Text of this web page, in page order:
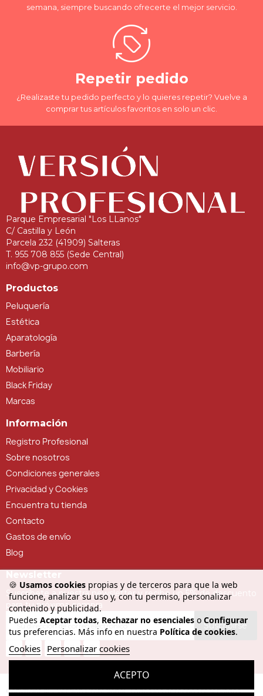
🍪 Usamos cookies propias y de terceros para que la web
funcione, analizar su uso y, con tu permiso, personalizar
contenido y publicidad.
Puedes Aceptar todas, Rechazar no esenciales o Configurar
tus preferencias. Más info en nuestra Política de cookies.
Cookies Personalizar cookies
ACEPTO
semana, siempre buscando ofrecerte el mejor servicio.
Repetir pedido
¿Realizaste tu pedido perfecto y lo quieres repetir? Vuelve a
comprar tus artículos favoritos en solo un clic.
Parque Empresarial "Los LLanos"
C/ Castilla y León
Parcela 232 (41909) Salteras
T. 955 708 855 (Sede Central)
info@vp-grupo.com
Productos
Peluquería
Estética
Aparatología
Barbería
Mobiliario
Black Friday
Marcas
Información
Registro Profesional
Sobre nosotros
Condiciones generales
Privacidad y Cookies
Encuentra tu tienda
Contacto
Gastos de envío
Blog
Suscríbete a nuestra newsletter y recibe un 5% de descuento
para tu próxima compra
Suscribirse
Copyright © - Versión Profesional. Todos los derechos reservados